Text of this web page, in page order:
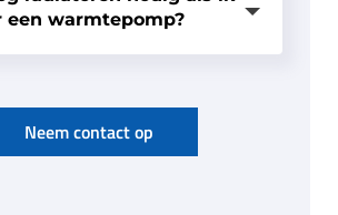
een warmtepomp?
Neem contact op